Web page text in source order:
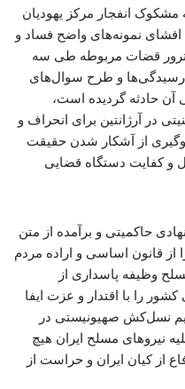
مشکوک انفجار مرکز یهودیان
در سال ۱۹۹۴ همراه با افشای نمونه‌های واضح فساد و
ترور قضات مربوطه طی سه
رسیدگی‌ها و طرح سوال‌های
آن حادثه گردیده است،
در آرژانتین برای انحراف و
از آشکار شدن حقیقت
و کفایت دستگاه قضایی
حاکمیتی و برآمده از متن
قانون اساسی و اراده مردم
وظیفه پاسداری از
را با اقتدار و عزت ایفا
نسل‌کش صهیونیستی در
نیروهای مسلح ایران هیچ
از کیان ایران و حراست از